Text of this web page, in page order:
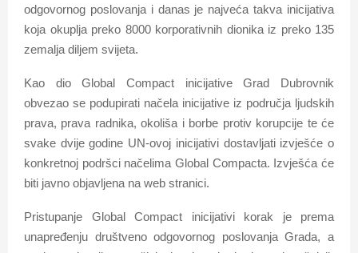
M
N
U
odgovornog poslovanja i danas je najveća takva inicijativa
koja okuplja preko 8000 korporativnih dionika iz preko 135
zemalja diljem svijeta.
Kao dio Global Compact inicijative Grad Dubrovnik
obvezao se podupirati načela inicijative iz područja ljudskih
prava, prava radnika, okoliša i borbe protiv korupcije te će
svake dvije godine UN-ovoj inicijativi dostavljati izvješće o
konkretnoj podršci načelima Global Compacta. Izvješća će
biti javno objavljena na web stranici.
Pristupanje Global Compact inicijativi korak je prema
unapređenju društveno odgovornog poslovanja Grada, a